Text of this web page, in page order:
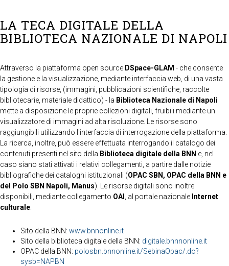
LA TECA DIGITALE DELLA
BIBLIOTECA NAZIONALE DI NAPOLI
Attraverso la piattaforma open source DSpace-GLAM - che consente
la gestione e la visualizzazione, mediante interfaccia web, di una vasta
tipologia di risorse, (immagini, pubblicazioni scientifiche, raccolte
bibliotecarie, materiale didattico) - la Biblioteca Nazionale di Napoli
mette a disposizione le proprie collezioni digitali, fruibili mediante un
visualizzatore di immagini ad alta risoluzione. Le risorse sono
raggiungibili utilizzando l'interfaccia di interrogazione della piattaforma.
La ricerca, inoltre, può essere effettuata interrogando il catalogo dei
contenuti presenti nel sito della Biblioteca digitale della BNN e, nel
caso siano stati attivati i relativi collegamenti, a partire dalle notizie
bibliografiche dei cataloghi istituzionali (OPAC SBN, OPAC della BNN e
del Polo SBN Napoli, Manus). Le risorse digitali sono inoltre
disponibili, mediante collegamento OAI , al portale nazionale Internet
culturale
Sito della BNN: www.bnnonline.it
Sito della biblioteca digitale della BNN: digitale.bnnnonline.it
OPAC della BNN: polosbn.bnnonline.it/SebinaOpac/.do?
sysb=NAPBN